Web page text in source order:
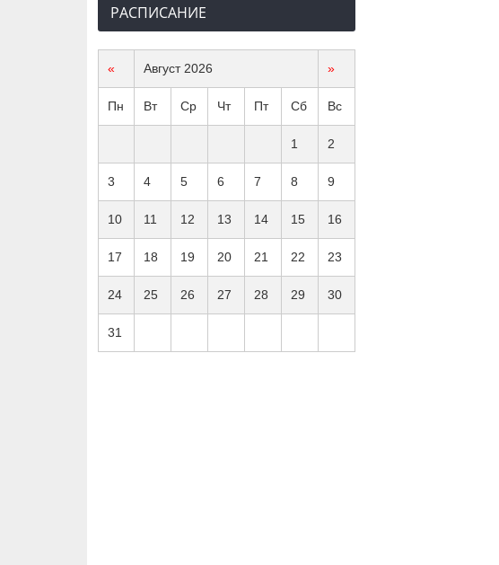
РАСПИСАНИЕ
« Август 2026 »
Пн Вт Ср Чт Пт Сб Вс
1 2
3 4 5 6 7 8 9
10 11 12 13 14 15 16
17 18 19 20 21 22 23
24 25 26 27 28 29 30
31